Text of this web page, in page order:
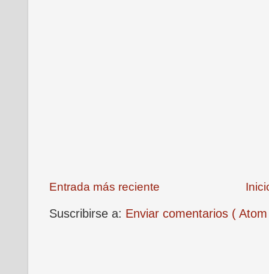
Entrada más reciente
Suscribirse a: Enviar comentarios (